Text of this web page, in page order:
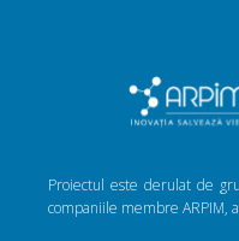
Proiectul este derulat de
companiile membre ARPIM,